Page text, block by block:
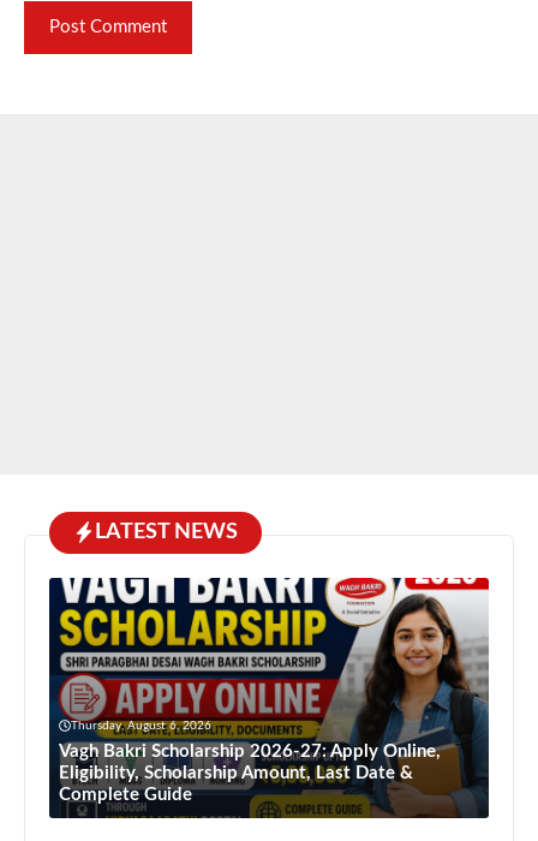
LATEST NEWS
Thursday, August 6, 2026
Vagh Bakri Scholarship 2026-27: Apply Online,
Eligibility, Scholarship Amount, Last Date &
Complete Guide